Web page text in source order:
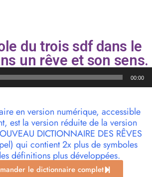
du trois sdf dans le
un rêve et son sens.
00:00
en version numérique, accessible
est la version réduite de la version
DICTIONNAIRE DES RÊVES
qui contient 2x plus de symboles
définitions plus développées.
le dictionnaire complet